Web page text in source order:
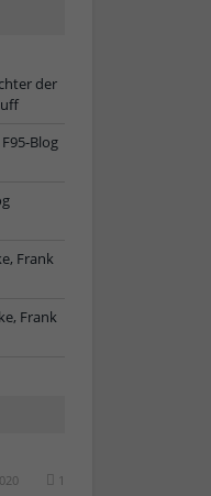
der
Blog
Frank
Frank
1